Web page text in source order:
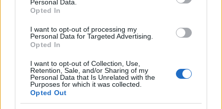
Personal Data.
Opted In
I want to opt-out of processing my
Personal Data for Targeted Advertising.
Opted In
I want to opt-out of Collection, Use,
Retention, Sale, and/or Sharing of my
Personal Data that Is Unrelated with the
Purposes for which it was collected.
Opted Out
personalmente, e perseverano a sedersi fianco a
fianco nel successivo Consiglio dei Ministri.
Pagina
Precedente
PAGINA